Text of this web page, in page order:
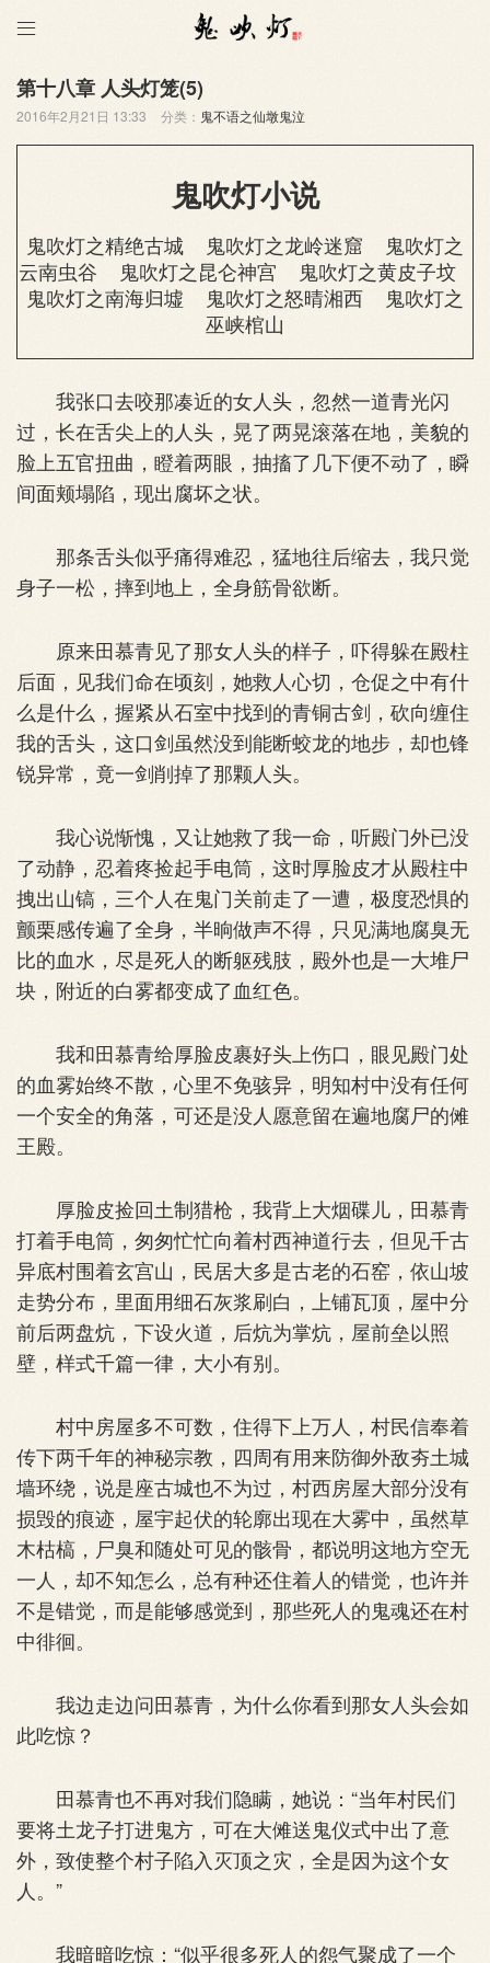

第十八章 人头灯笼(5)
2016年2月21日 13:33 分类： 鬼不语之仙墩鬼泣
鬼吹灯小说
鬼吹灯之精绝古城 鬼吹灯之龙岭迷窟
鬼吹灯之
云南虫谷
鬼吹灯之昆仑神宫
鬼吹灯之黄皮子坟
鬼吹灯之南海归墟
鬼吹灯之怒晴湘西
鬼吹灯之
巫峡棺山
我张口去咬那凑近的女人头，忽然一道青光闪
过，长在舌尖上的人头，晃了两晃滚落在地，美貌的
脸上五官扭曲，瞪着两眼，抽搐了几下便不动了，瞬
间面颊塌陷，现出腐坏之状。
那条舌头似乎痛得难忍，猛地往后缩去，我只觉
身子一松，摔到地上，全身筋骨欲断。
原来田慕青见了那女人头的样子，吓得躲在殿柱
后面，见我们命在顷刻，她救人心切，仓促之中有什
么是什么，握紧从石室中找到的青铜古剑，砍向缠住
我的舌头，这口剑虽然没到能断蛟龙的地步，却也锋
锐异常，竟一剑削掉了那颗人头。
我心说惭愧，又让她救了我一命，听殿门外已没
了动静，忍着疼捡起手电筒，这时厚脸皮才从殿柱中
拽出山镐，三个人在鬼门关前走了一遭，极度恐惧的
颤栗感传遍了全身，半晌做声不得，只见满地腐臭无
比的血水，尽是死人的断躯残肢，殿外也是一大堆尸
块，附近的白雾都变成了血红色。
我和田慕青给厚脸皮裹好头上伤口，眼见殿门处
的血雾始终不散，心里不免骇异，明知村中没有任何
一个安全的角落，可还是没人愿意留在遍地腐尸的傩
王殿。
厚脸皮捡回土制猎枪，我背上大烟碟儿，田慕青
打着手电筒，匆匆忙忙向着村西神道行去，但见千古
异底村围着玄宫山，民居大多是古老的石窑，依山坡
走势分布，里面用细石灰浆刷白，上铺瓦顶，屋中分
前后两盘炕，下设火道，后炕为掌炕，屋前垒以照
壁，样式千篇一律，大小有别。
村中房屋多不可数，住得下上万人，村民信奉着
传下两千年的神秘宗教，四周有用来防御外敌夯土城
墙环绕，说是座古城也不为过，村西房屋大部分没有
损毁的痕迹，屋宇起伏的轮廓出现在大雾中，虽然草
木枯槁，尸臭和随处可见的骸骨，都说明这地方空无
一人，却不知怎么，总有种还住着人的错觉，也许并
不是错觉，而是能够感觉到，那些死人的鬼魂还在村
中徘徊。
我边走边问田慕青，为什么你看到那女人头会如
此吃惊？
田慕青也不再对我们隐瞒，她说：“当年村民们
要将土龙子打进鬼方，可在大傩送鬼仪式中出了意
外，致使整个村子陷入灭顶之灾，全是因为这个女
人。”
我暗暗吃惊：“似乎很多死人的怨气聚成了一个